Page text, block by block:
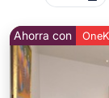
Ahorra con